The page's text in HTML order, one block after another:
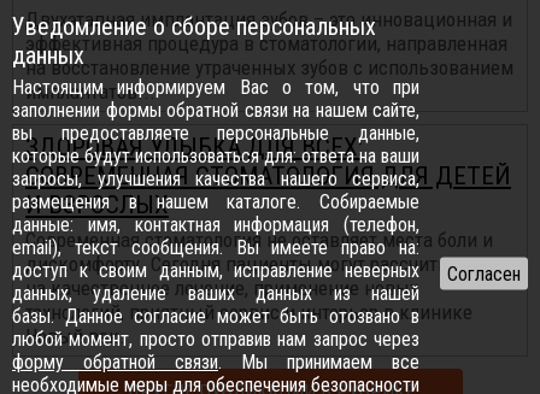
Двухэтапная имплантация зубов – это инновационная и
эффективная процедура в стоматологии, направленная
на восстановление утраченных зубов с использованием
имплантатов...
ЗДОРОВАЯ УЛЫБКА ДЛЯ ВСЕХ:
СОВРЕМЕННАЯ СТОМАТОЛОГИЯ ДЛЯ ДЕТЕЙ
И ВЗРОСЛЫХ
Современная стоматология не оставляет места боли и
дискомфорту. Сегодня пациенты могут рассчитывать
на качественное лечение, применение новых
технологий, приятный сервис и интерьер в клинике
Новый век.
Уведомление о сборе персональных
данных
Настоящим информируем Вас о том, что при
заполнении формы обратной связи на нашем сайте,
вы предоставляете персональные данные,
которые будут использоваться для: ответа на ваши
запросы, улучшения качества нашего сервиса,
размещения в нашем каталоге. Собираемые
данные: имя, контактная информация (телефон,
email), текст сообщения. Вы имеете право на:
доступ к своим данным, исправление неверных
данных, удаление ваших данных из нашей
базы. Данное согласие может быть отозвано в
любой момент, просто отправив нам запрос через
форму обратной связи. Мы принимаем все
необходимые меры для обеспечения безопасности